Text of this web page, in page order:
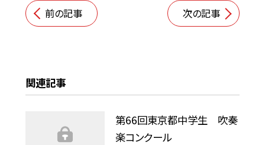
前の記事 次の記事
関連記事
第66回東京都中学生 吹奏
楽コンクール